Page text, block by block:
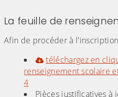
La feuille de
Afin de procéder à
téléchargez en
renseignement scolaire
4
Pièces justificatives à